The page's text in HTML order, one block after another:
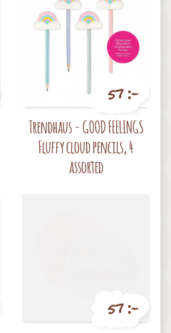
57 :-
Trendhaus - GOOD FEELINGS
Fluffy cloud pencils, 4
assorted
57 :-